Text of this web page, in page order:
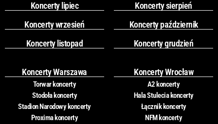
Koncerty lipiec
Koncerty sierpień
Koncerty wrzesień
Koncerty październik
Koncerty listopad
Koncerty grudzień
Koncerty Warszawa
Torwar koncerty
Stodoła koncerty
Stadion Narodowy koncerty
Proxima koncerty
Koncerty Wrocław
A2 koncerty
Hala Stulecia koncerty
Łącznik koncerty
NFM koncerty